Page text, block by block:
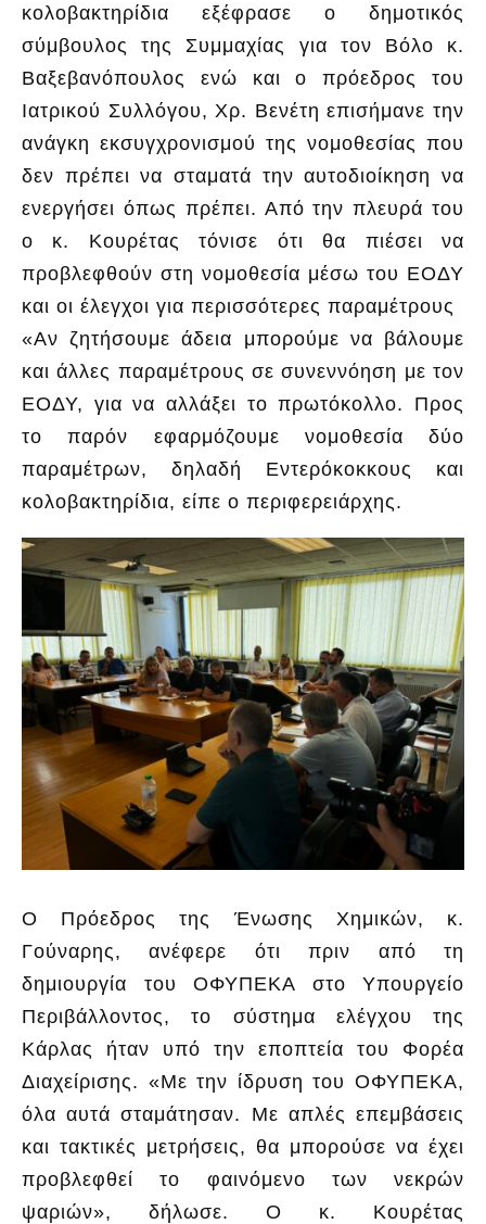
κολοβακτηρίδια εξέφρασε ο δημοτικός
σύμβουλος της Συμμαχίας για τον Βόλο κ.
Βαξεβανόπουλος ενώ και ο πρόεδρος του
Ιατρικού Συλλόγου, Χρ. Βενέτη επισήμανε την
ανάγκη εκσυγχρονισμού της νομοθεσίας που
δεν πρέπει να σταματά την αυτοδιοίκηση να
ενεργήσει όπως πρέπει. Από την πλευρά του
ο κ. Κουρέτας τόνισε ότι θα πιέσει να
προβλεφθούν στη νομοθεσία μέσω του ΕΟΔΥ
και οι έλεγχοι για περισσότερες παραμέτρους
«Αν ζητήσουμε άδεια μπορούμε να βάλουμε
και άλλες παραμέτρους σε συνεννόηση με τον
ΕΟΔΥ, για να αλλάξει το πρωτόκολλο. Προς
το παρόν εφαρμόζουμε νομοθεσία δύο
παραμέτρων, δηλαδή Εντερόκοκκους και
κολοβακτηρίδια, είπε ο περιφερειάρχης.
Ο Πρόεδρος της Ένωσης Χημικών, κ.
Γούναρης, ανέφερε ότι πριν από τη
δημιουργία του ΟΦΥΠΕΚΑ στο Υπουργείο
Περιβάλλοντος, το σύστημα ελέγχου της
Κάρλας ήταν υπό την εποπτεία του Φορέα
Διαχείρισης. «Με την ίδρυση του ΟΦΥΠΕΚΑ,
όλα αυτά σταμάτησαν. Με απλές επεμβάσεις
και τακτικές μετρήσεις, θα μπορούσε να έχει
προβλεφθεί το φαινόμενο των νεκρών
ψαριών», δήλωσε. Ο κ. Κουρέτας